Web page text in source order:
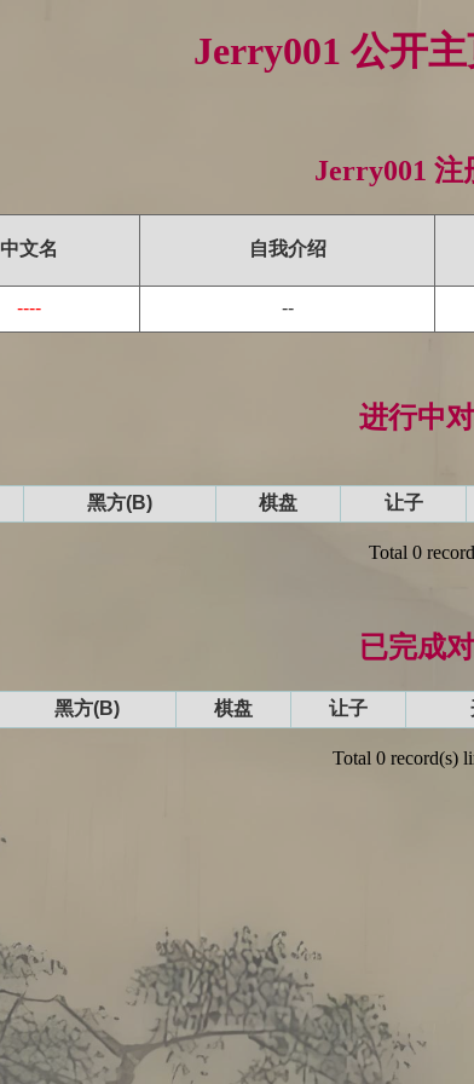
Jerry001 公开
Jerry001 注
中文名 自我介绍
---- --
进行中
黑方(B) 棋盘 让子
Total 0
已完成
黑方(B) 棋盘 让子
Total 0 record(s)